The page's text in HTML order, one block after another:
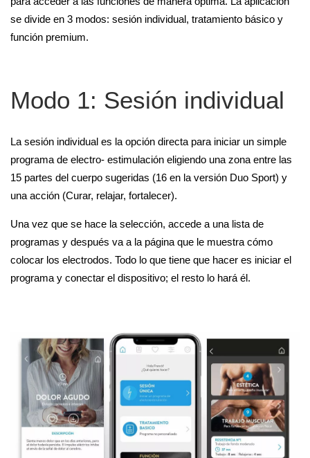
se divide en 3 modos: sesión individual, tratamiento básico y
función premium.
Modo 1: Sesión individual
La sesión individual es la opción directa para iniciar un simple
programa de electro- estimulación eligiendo una zona entre las
15 partes del cuerpo sugeridas (16 en la versión Duo Sport) y
una acción (Curar, relajar, fortalecer).
Una vez que se hace la selección, accede a una lista de
programas y después va a la página que le muestra cómo
colocar los electrodos. Todo lo que tiene que hacer es iniciar el
programa y conectar el dispositivo; el resto lo hará él.